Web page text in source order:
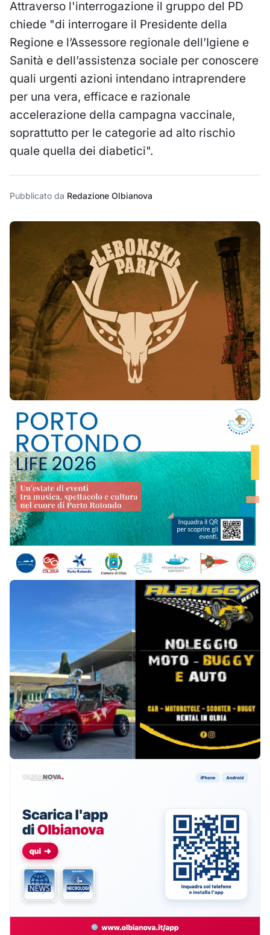
Attraverso l'interrogazione il gruppo del PD
chiede "di interrogare il Presidente della
Regione e l’Assessore regionale dell’Igiene e
Sanità e dell’assistenza sociale per conoscere
quali urgenti azioni intendano intraprendere
per una vera, efficace e razionale
accelerazione della campagna vaccinale,
soprattutto per le categorie ad alto rischio
quale quella dei diabetici".
Pubblicato da Redazione Olbianova